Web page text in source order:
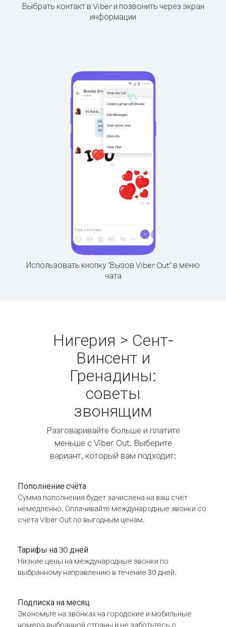
Выбрать контакт в Viber и позвонить через экран
информации
Использовать кнопку "Вызов Viber Out" в меню
чата
Нигерия > Сент-
Винсент и
Гренадины:
советы
звонящим
Разговаривайте больше и платите
меньше с Viber Out. Выберите
вариант, который вам подходит:
Пополнение счёта
Сумма пополнения будет зачислена на ваш счёт
немедленно. Оплачивайте международные звонки со
счёта Viber Out по выгодным ценам.
Тарифы на 30 дней
Низкие цены на международные звонки по
выбранному направлению в течение 30 дней.
Подписка на месяц
Экономьте на звонках на городские и мобильные
номера выбранной страны и не заботьтесь о